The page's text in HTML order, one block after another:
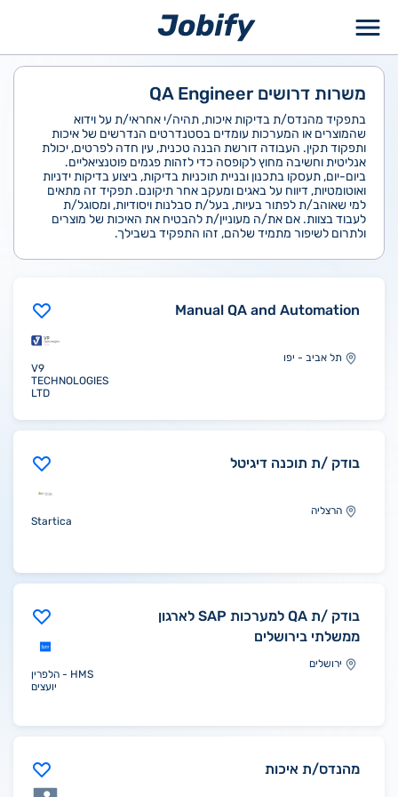
דילוג
משרות דרושים QA Engineer
בתפקיד מהנדס/ת בדיקות איכות, תהיה/י אחראי/ת על וידוא
שהמוצרים או המערכות עומדים בסטנדרטים הנדרשים של איכות
ותפקוד תקין. העבודה דורשת הבנה טכנית, עין חדה לפרטים, יכולת
אנליטית וחשיבה מחוץ לקופסה כדי לזהות פגמים פוטנציאליים.
ביום-יום, תעסקו בתכנון ובניית תוכניות בדיקות, ביצוע בדיקות ידניות
ואוטומטיות, דיווח על באגים ומעקב אחר תיקונם. תפקיד זה מתאים
למי שאוהב/ת לפתור בעיות, בעל/ת סבלנות ויסודיות, ומסוגל/ת
לעבוד בצוות. אם את/ה מעוניין/ת להבטיח את האיכות של מוצרים
ולתרום לשיפור מתמיד שלהם, זהו התפקיד בשבילך.
Manual QA and Automation
תל אביב - יפו
V9
TECHNOLOGIES
LTD
בודק /ת תוכנה דיגיטל
הרצליה
Startica
בודק /ת QA למערכות SAP לארגון
ממשלתי בירושלים
ירושלים
HMS - הלפרין
יועצים
מהנדס/ת איכות